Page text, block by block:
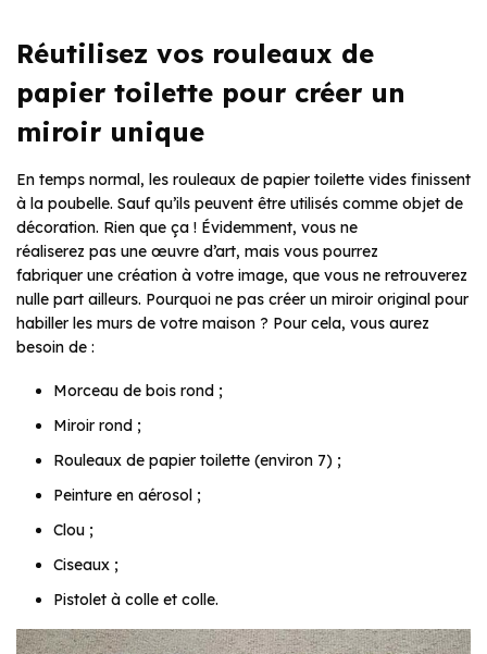
Réutilisez vos rouleaux de
papier toilette pour créer un
miroir unique
En temps normal, les rouleaux de papier toilette vides finissent
à la poubelle. Sauf qu’ils peuvent être utilisés comme objet de
décoration. Rien que ça ! Évidemment, vous ne
réaliserez pas une œuvre d’art, mais vous pourrez
fabriquer une création à votre image, que vous ne retrouverez
nulle part ailleurs. Pourquoi ne pas créer un miroir original pour
habiller les murs de votre maison ? Pour cela, vous aurez
besoin de :
Morceau de bois rond ;
Miroir rond ;
Rouleaux de papier toilette (environ 7) ;
Peinture en aérosol ;
Clou ;
Ciseaux ;
Pistolet à colle et colle.